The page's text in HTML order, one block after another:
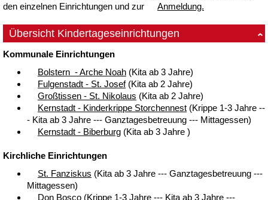
den einzelnen Einrichtungen und zur
Anmeldung.
Übersicht Kindertageseinrichtungen
Kommunale Einrichtungen
Bolstern - Arche Noah (Kita ab 3 Jahre)
Fulgenstadt - St. Josef(Kita ab 2 Jahre)
Großtissen - St. Nikolaus (Kita ab 2 Jahre)
Kernstadt - Kinderkrippe Storchennest (Krippe 1-3 Jahre --
- Kita ab 3 Jahre --- Ganztagesbetreuung --- Mittagessen)
Kernstadt - Biberburg (Kita ab 3 Jahre )
Kirchliche Einrichtungen
St. Fanziskus (Kita ab 3 Jahre --- Ganztagesbetreuung ---
Mittagessen)
Don Bosco (Krippe 1-3 Jahre --- Kita ab 3 Jahre ---